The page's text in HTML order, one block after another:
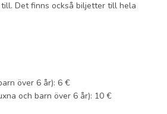
Det finns också biljetter till hela
över 6 år): 6 €
och barn över 6 år): 10 €